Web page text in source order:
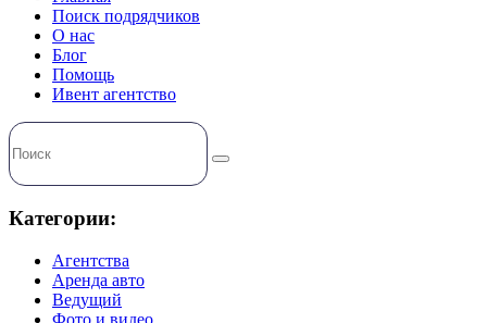
Поиск подрядчиков
О нас
Блог
Помощь
Ивент агентство
Категории:
Агентства
Аренда авто
Ведущий
Фото и видео